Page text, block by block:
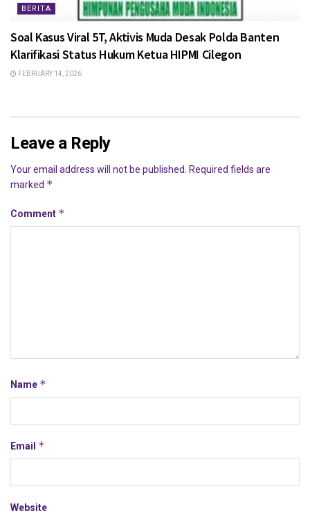
BERITA
Soal Kasus Viral 5T, Aktivis Muda Desak Polda Banten
Klarifikasi Status Hukum Ketua HIPMI Cilegon
FEBRUARY 14, 2026
Leave a Reply
Your email address will not be published. Required fields are
marked *
Comment *
Name *
Email *
Website